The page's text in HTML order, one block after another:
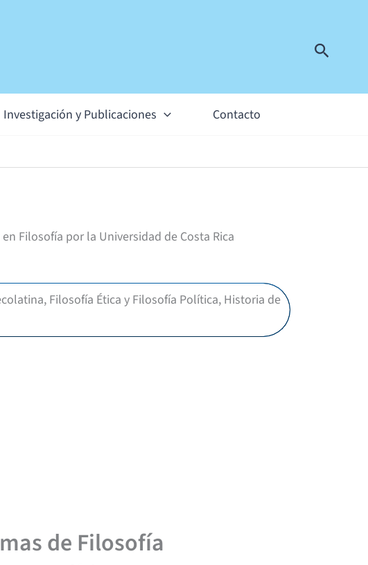
Buscar
Investigación y Publicaciones Contacto
Filosofía por la Universidad de Costa Rica
Filosofía Ética y Filosofía Política, Historia de
de Filosofía